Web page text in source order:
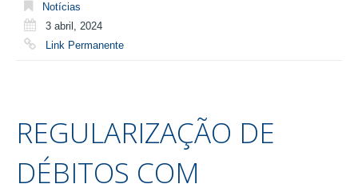
Notícias
3 abril, 2024
Link Permanente
REGULARIZAÇÃO DE
DÉBITOS COM